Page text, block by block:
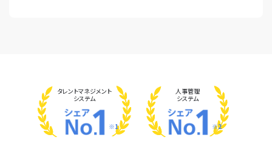
タレントマネジメント
システム
※1
人事管理
システム
※2